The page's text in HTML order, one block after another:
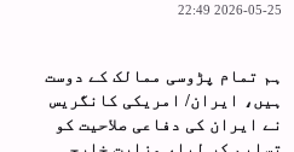
2026-05-25 22:49
ہم تمام پڑوسی ممالک کے دوست
ہیں، ایران/ امریکی کانگریس
نے ایران کی دفاعی صلاحیت کو
تسلیم کر لیا، وزارت خارجہ